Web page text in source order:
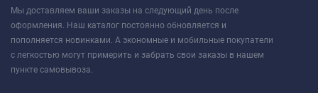
Мы доставляем ваши заказы на следующий день после
оформления. Наш каталог постоянно обновляется и
пополняется новинками. А экономные и мобильные покупатели
с легкостью могут примерить и забрать свои заказы в нашем
пункте самовывоза.